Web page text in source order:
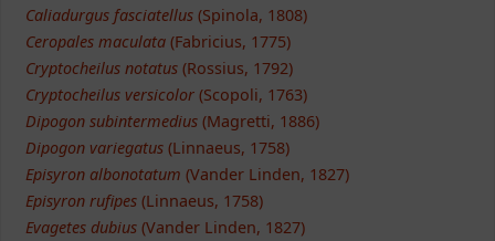
Caliadurgus fasciatellus (Spinola, 1808)
Ceropales maculata (Fabricius, 1775)
Cryptocheilus notatus (Rossius, 1792)
Cryptocheilus versicolor(Scopoli, 1763)
Dipogon subintermedius (Magretti, 1886)
Dipogon variegatus (Linnaeus, 1758)
Episyron albonotatum (Vander Linden, 1827)
Episyron rufipes(Linnaeus, 1758)
Evagetes dubius (Vander Linden, 1827)